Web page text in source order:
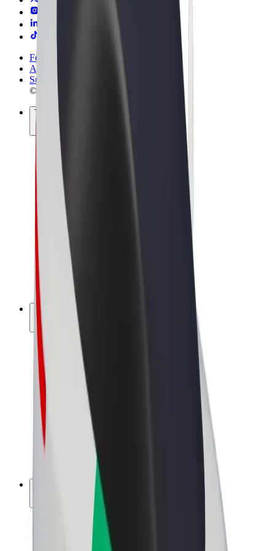
Felhasználási feltételek
Adatvédelem
Sütik
© 2026 Bolt Technology OÜ
Termékek
Utazás
Rollerek
Bolt Market
Bolt Food
Bolt Drive
Bolt cégeknek
E-kerékpárok
Bolt Plus
Keress a Bolttal
Sofőrök
Sofőr kereset
Futár kereset
Bolt Food kereskedők
Franchise-ok